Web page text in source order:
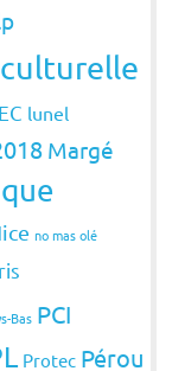
lunel
Margé
no mas olé
Bas PCI
Protec Pérou